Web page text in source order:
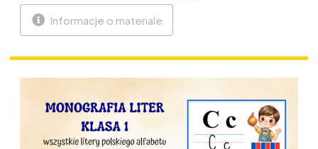
Informacje o materiale